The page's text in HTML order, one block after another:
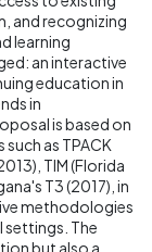
and recognizing
learning
an interactive
education in
in
is based on
as TPACK
TIM (Florida
T3 (2017), in
methodologies
settings. The
but also a